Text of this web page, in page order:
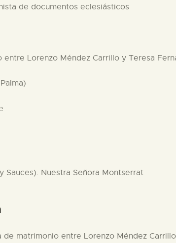
de documentos eclesiásticos
Lorenzo Méndez Carrillo y Teresa
Sauces). Nuestra Señora Montserrat
matrimonio entre Lorenzo Méndez